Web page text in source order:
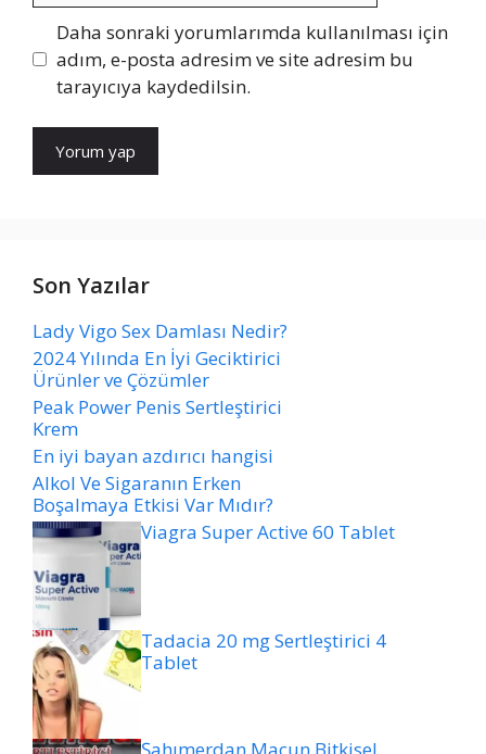
Daha sonraki yorumlarımda kullanılması için
adım, e-posta adresim ve site adresim bu
tarayıcıya kaydedilsin.
Son Yazılar
Lady Vigo Sex Damlası Nedir?
2024 Yılında En İyi Geciktirici
Ürünler ve Çözümler
Peak Power Penis Sertleştirici
Krem
En iyi bayan azdırıcı hangisi
Alkol Ve Sigaranın Erken
Boşalmaya Etkisi Var Mıdır?
Viagra Super Active 60 Tablet
Tadacia 20 mg Sertleştirici 4
Tablet